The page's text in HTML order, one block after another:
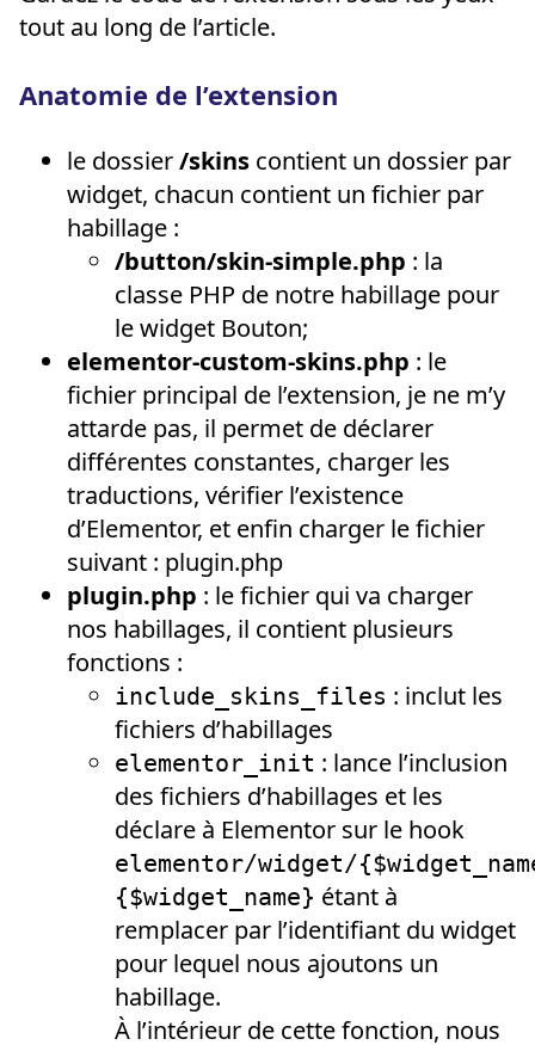
tout au long de l’article.
Anatomie de l’extension
le dossier/skins contient un dossier par
widget, chacun contient un fichier par
habillage :
/button/skin-simple.php : la
classe PHP de notre habillage pour
le widget Bouton;
elementor-custom-skins.php : le
fichier principal de l’extension, je ne m’y
attarde pas, il permet de déclarer
différentes constantes, charger les
traductions, vérifier l’existence
d’Elementor, et enfin charger le fichier
suivant : plugin.php
plugin.php : le fichier qui va charger
nos habillages, il contient plusieurs
fonctions :
include_skins_files : inclut les
fichiers d’habillages
elementor_init : lance l’inclusion
des fichiers d’habillages et les
déclare à Elementor sur le hook
elementor/widget/
{$widget_name} étant à
remplacer par l’identifiant du widget
pour lequel nous ajoutons un
habillage.
À l’intérieur de cette fonction, nous